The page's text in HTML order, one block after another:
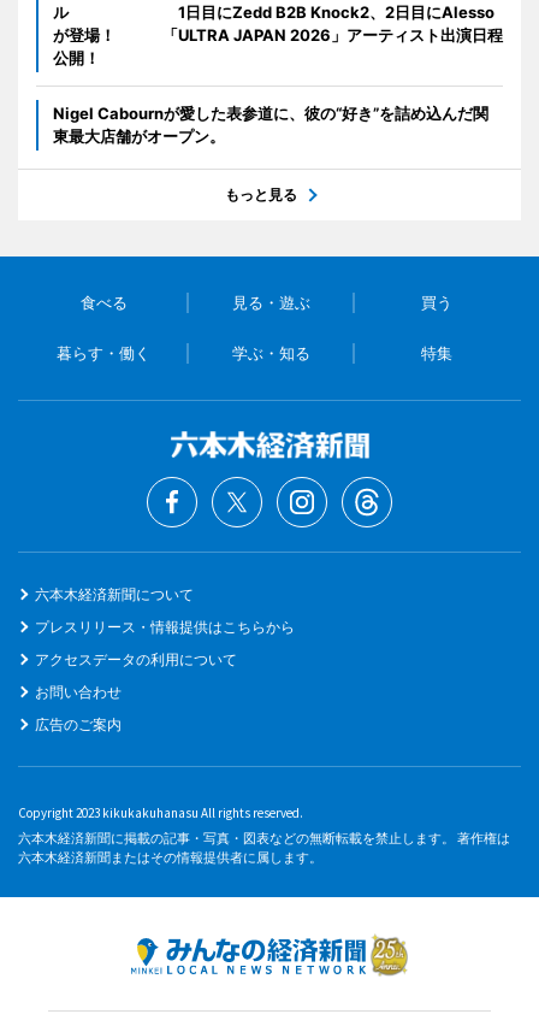
ル 1日目にZedd B2B Knock2、2日目にAlesso
が登場！ 「ULTRA JAPAN 2026」アーティスト出演日程
公開！
Nigel Cabournが愛した表参道に、彼の“好き”を詰め込んだ関
東最大店舗がオープン。
もっと見る
食べる 見る・遊ぶ 買う
暮らす・働く 学ぶ・知る 特集
六本木経済新聞について
プレスリリース・情報提供はこちらから
アクセスデータの利用について
お問い合わせ
広告のご案内
Copyright 2023 kikukakuhanasu All rights reserved.
六本木経済新聞に掲載の記事・写真・図表などの無断転載を禁止します。 著作権は
六本木経済新聞またはその情報提供者に属します。